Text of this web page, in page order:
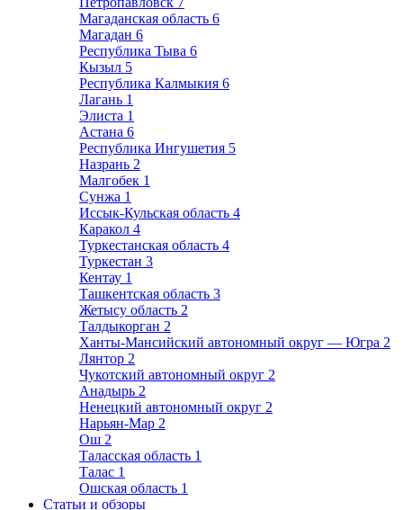
Магаданская область 6
Магадан 6
Республика Тыва 6
Кызыл 5
Республика Калмыкия 6
Лагань 1
Элиста 1
Астана 6
Республика Ингушетия 5
Назрань 2
Малгобек 1
Сунжа 1
Иссык-Кульская область 4
Каракол 4
Туркестанская область 4
Туркестан 3
Кентау 1
Ташкентская область 3
Жетысу область 2
Талдыкорган 2
Ханты-Мансийский автономный округ — Югра 2
Лянтор 2
Чукотский автономный округ 2
Анадырь 2
Ненецкий автономный округ 2
Нарьян-Мар 2
Ош 2
Таласская область 1
Талас 1
Ошская область 1
Статьи и обзоры